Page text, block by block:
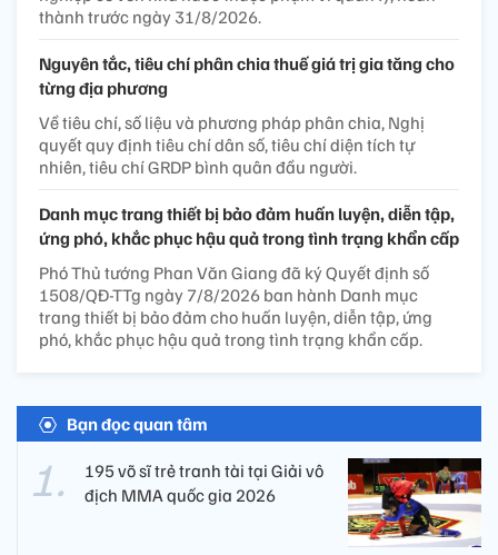
thành trước ngày 31/8/2026.
Nguyên tắc, tiêu chí phân chia thuế giá trị gia tăng cho
từng địa phương
Về tiêu chí, số liệu và phương pháp phân chia, Nghị
quyết quy định tiêu chí dân số, tiêu chí diện tích tự
nhiên, tiêu chí GRDP bình quân đầu người.
Danh mục trang thiết bị bảo đảm huấn luyện, diễn tập,
ứng phó, khắc phục hậu quả trong tình trạng khẩn cấp
Phó Thủ tướng Phan Văn Giang đã ký Quyết định số
1508/QĐ-TTg ngày 7/8/2026 ban hành Danh mục
trang thiết bị bảo đảm cho huấn luyện, diễn tập, ứng
phó, khắc phục hậu quả trong tình trạng khẩn cấp.
Bạn đọc quan tâm
195 võ sĩ trẻ tranh tài tại Giải vô
địch MMA quốc gia 2026